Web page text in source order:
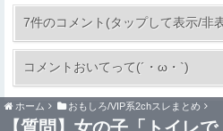
き更に味方をぶっ殺す作戦を実
８～１３歳の少年１９人
せつ、３１歳男に懲役１５年
手マン嫌がる彼氏持ちギャル「
コは正直だった結果…
7件のコメント(タップして表示/非
コメントおいてって(´・ω・`)
ホーム おもしろ/VIP系2chスレまとめ
Sponsored